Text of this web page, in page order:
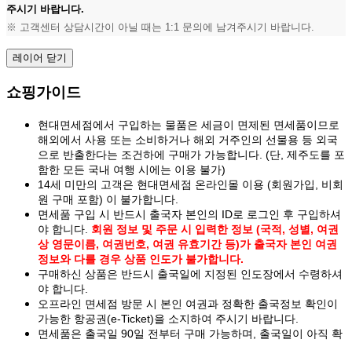
주시기 바랍니다.
※ 고객센터 상담시간이 아닐 때는 1:1 문의에 남겨주시기 바랍니다.
레이어 닫기
쇼핑가이드
현대면세점에서 구입하는 물품은 세금이 면제된 면세품이므로
해외에서 사용 또는 소비하거나 해외 거주인의 선물용 등 외국
으로 반출한다는 조건하에 구매가 가능합니다. (단, 제주도를 포
함한 모든 국내 여행 시에는 이용 불가)
14세 미만의 고객은 현대면세점 온라인몰 이용 (회원가입, 비회
원 구매 포함) 이 불가합니다.
면세품 구입 시 반드시 출국자 본인의 ID로 로그인 후 구입하셔
야 합니다. 회원 정보 및 주문 시 입력한 정보 (국적, 성별, 여권
상 영문이름, 여권번호, 여권 유효기간 등)가 출국자 본인 여권
정보와 다를 경우 상품 인도가 불가합니다.
구매하신 상품은 반드시 출국일에 지정된 인도장에서 수령하셔
야 합니다.
오프라인 면세점 방문 시 본인 여권과 정확한 출국정보 확인이
가능한 항공권(e-Ticket)을 소지하여 주시기 바랍니다.
면세품은 출국일 90일 전부터 구매 가능하며, 출국일이 아직 확